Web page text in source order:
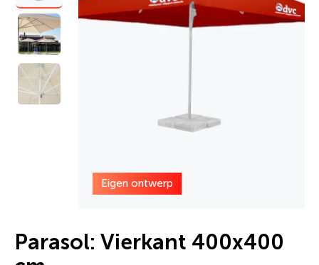
Eigen ontwerp
Parasol: Vierkant 400x400